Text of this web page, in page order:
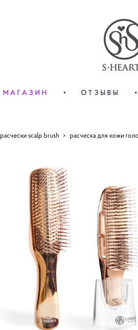
МАГАЗИН • ОТЗЫВЫ •
МАГАЗИН • ОТЗЫВЫ •
расчески scalp brush > расческа для кожи